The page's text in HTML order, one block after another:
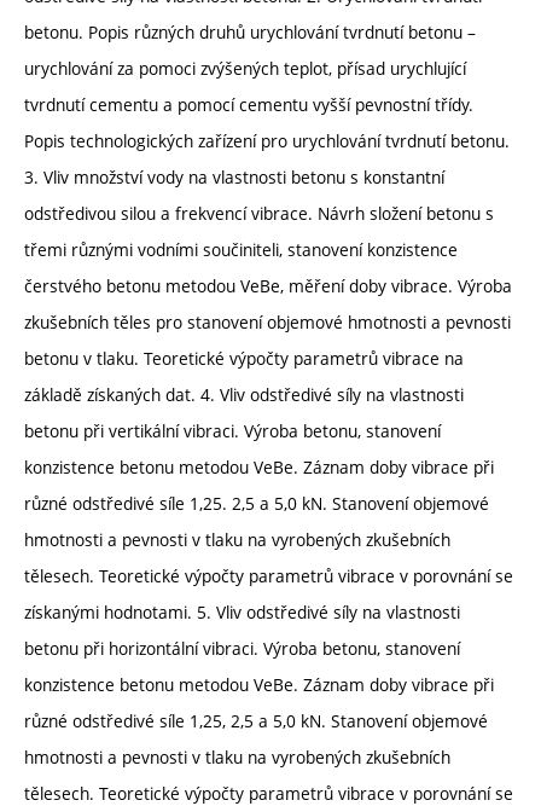
betonu. Popis různých druhů urychlování tvrdnutí betonu –
urychlování za pomoci zvýšených teplot, přísad urychlující
tvrdnutí cementu a pomocí cementu vyšší pevnostní třídy.
Popis technologických zařízení pro urychlování tvrdnutí betonu.
3. Vliv množství vody na vlastnosti betonu s konstantní
odstředivou silou a frekvencí vibrace. Návrh složení betonu s
třemi různými vodními součiniteli, stanovení konzistence
čerstvého betonu metodou VeBe, měření doby vibrace. Výroba
zkušebních těles pro stanovení objemové hmotnosti a pevnosti
betonu v tlaku. Teoretické výpočty parametrů vibrace na
základě získaných dat. 4. Vliv odstředivé síly na vlastnosti
betonu při vertikální vibraci. Výroba betonu, stanovení
konzistence betonu metodou VeBe. Záznam doby vibrace při
různé odstředivé síle 1,25. 2,5 a 5,0 kN. Stanovení objemové
hmotnosti a pevnosti v tlaku na vyrobených zkušebních
tělesech. Teoretické výpočty parametrů vibrace v porovnání se
získanými hodnotami. 5. Vliv odstředivé síly na vlastnosti
betonu při horizontální vibraci. Výroba betonu, stanovení
konzistence betonu metodou VeBe. Záznam doby vibrace při
různé odstředivé síle 1,25, 2,5 a 5,0 kN. Stanovení objemové
hmotnosti a pevnosti v tlaku na vyrobených zkušebních
tělesech. Teoretické výpočty parametrů vibrace v porovnání se